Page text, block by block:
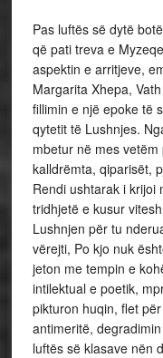
Pas luftës së dytë
që pati treva e
aspektin e arritjeve,
Margarita Xhepa,
fillimin e një epoke të
qytetit të Lushnjes.
mbetur në mes
kalldrëmta, qiparisët,
Rendi ushtarak i krijoi
tridhjetë e kusur
Lushnjen për tu
vërejti, Po kjo nuk
jeton me tempin e
intilektual e poetik,
pikturon huqin, flet
antimeritë,
luftës së klasave nën